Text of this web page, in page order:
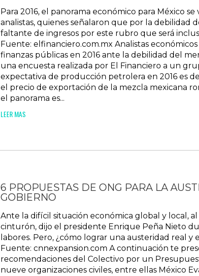
Para 2016, el panorama económico para México
analistas, quienes señalaron que por la debilidad
faltante de ingresos por este rubro que será
Fuente: elfinanciero.com.mx Analistas
finanzas públicas en 2016 ante la debilidad del
una encuesta realizada por El Financiero a un
expectativa de producción petrolera en 2016 es
el precio de exportación de la mezcla mexicana
el panorama es...
LEER MAS
6 PROPUESTAS DE ONG PARA LA
GOBIERNO
Ante la difícil situación económica global y local,
cinturón, dijo el presidente Enrique Peña Nieto
labores. Pero, ¿cómo lograr una austeridad real y
Fuente: cnnexpansion.com A continuación te
recomendaciones del Colectivo por un
nueve organizaciones civiles, entre ellas México